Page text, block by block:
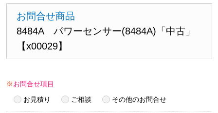
お問合せ商品
8484A パワーセンサー(8484A)「中古」
【x00029】
※お問合せ項目
お見積り
ご相談 その他のお問合せ